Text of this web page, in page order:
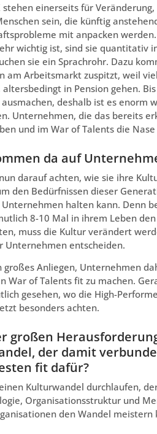
stehen einerseits für
sein, die künftig
mit anpacken
wichtig ist, sind sie quantitativ
sie ein Sprachrohr. Dazu
am Arbeitsmarkt zuspitzt, weil
in Pension gehen.
deshalb ist es enorm
Unternehmen, die das bereits
und im War of Talents die
da auf
darauf achten, wie sie ihre
den Bedürfnissen dieser
halten kann. Denn
8-10 Mal in ihrem Leben
muss die Kultur verändert
entscheiden.
großes Anliegen, Unternehmen
War of Talents fit zu machen.
gesehen, wo die High-
besonders achten.
großen
der damit
fit dafür?
Kulturwandel durchlaufen,
Organisationsstruktur und
den Wandel